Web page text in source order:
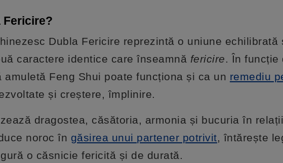
Fericire?
Dubla Fericire reprezintă o uniune echilibrată
caractere identice care înseamnă fericire. În funcție
amuletă Feng Shui poate funcționa și ca un remediu
și creștere, împlinire.
dragostea, căsătoria, armonia și bucuria în
noroc în găsirea unui partener potrivit, întărește
o căsnicie fericită și de durată.